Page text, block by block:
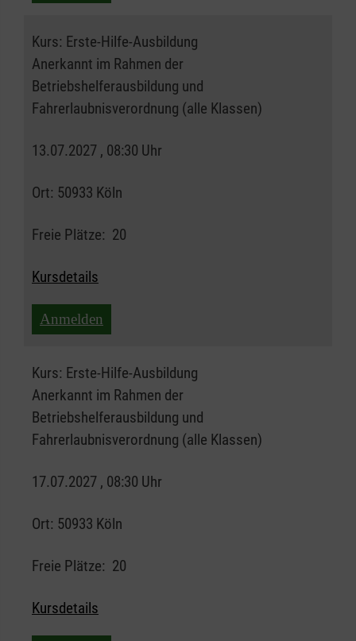
Kurs: Erste-Hilfe-Ausbildung
Anerkannt im Rahmen der
Betriebshelferausbildung und
Fahrerlaubnisverordnung (alle Klassen)
13.07.2027 , 08:30 Uhr
Ort: 50933 Köln
Freie Plätze: 20
Kursdetails
Anmelden
Kurs: Erste-Hilfe-Ausbildung
Anerkannt im Rahmen der
Betriebshelferausbildung und
Fahrerlaubnisverordnung (alle Klassen)
17.07.2027 , 08:30 Uhr
Ort: 50933 Köln
Freie Plätze: 20
Kursdetails